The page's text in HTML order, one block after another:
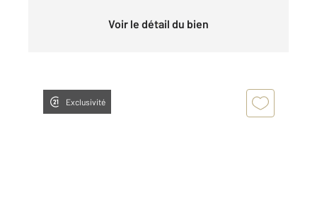
Voir le détail du bien
Exclusivité